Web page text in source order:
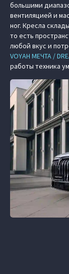
большими
вентиляцией и
ног. Кресла
то есть
любой вкус и
VOYAH МЕЧТА /
работы техника